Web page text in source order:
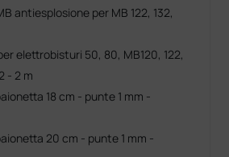
antiesplosione per MB 122, 132,
elettrobisturi 50, 80, MB120, 122,
- 2 m
18 cm - punte 1 mm -
20 cm - punte 1 mm -